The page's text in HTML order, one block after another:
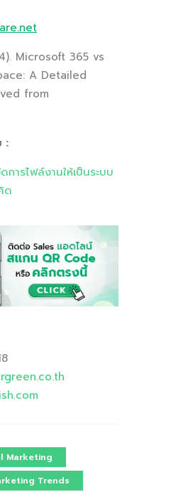
Microsoft 365 vs
A Detailed
from
:
การไฟล์งานให้เป็นระบบ
ด
.co.th
.com
Marketing
Trends